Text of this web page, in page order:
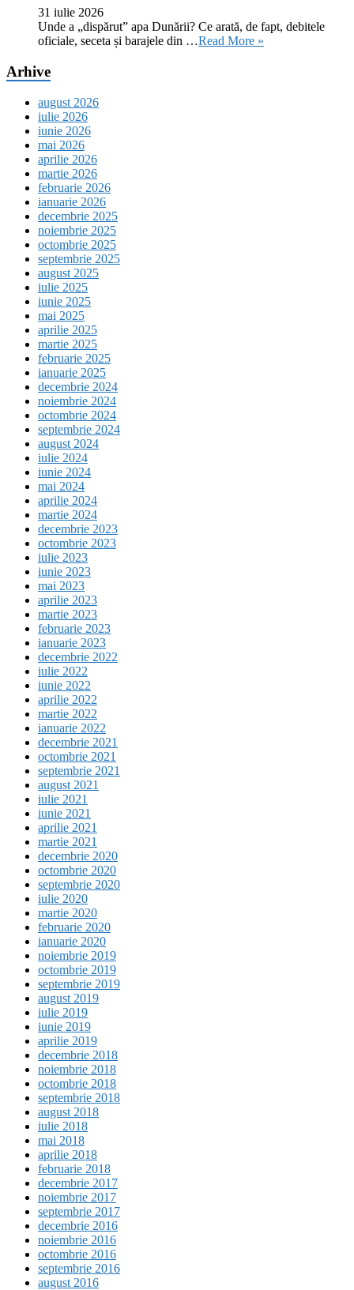
31 iulie 2026
Unde a „dispărut” apa Dunării? Ce arată, de fapt, debitele
oficiale, seceta și barajele din …Read More »
Arhive
august 2026
iulie 2026
iunie 2026
mai 2026
aprilie 2026
martie 2026
februarie 2026
ianuarie 2026
decembrie 2025
noiembrie 2025
octombrie 2025
septembrie 2025
august 2025
iulie 2025
iunie 2025
mai 2025
aprilie 2025
martie 2025
februarie 2025
ianuarie 2025
decembrie 2024
noiembrie 2024
octombrie 2024
septembrie 2024
august 2024
iulie 2024
iunie 2024
mai 2024
aprilie 2024
martie 2024
decembrie 2023
octombrie 2023
iulie 2023
iunie 2023
mai 2023
aprilie 2023
martie 2023
februarie 2023
ianuarie 2023
decembrie 2022
iulie 2022
iunie 2022
aprilie 2022
martie 2022
ianuarie 2022
decembrie 2021
octombrie 2021
septembrie 2021
august 2021
iulie 2021
iunie 2021
aprilie 2021
martie 2021
decembrie 2020
octombrie 2020
septembrie 2020
iulie 2020
martie 2020
februarie 2020
ianuarie 2020
noiembrie 2019
octombrie 2019
septembrie 2019
august 2019
iulie 2019
iunie 2019
aprilie 2019
decembrie 2018
noiembrie 2018
octombrie 2018
septembrie 2018
august 2018
iulie 2018
mai 2018
aprilie 2018
februarie 2018
decembrie 2017
noiembrie 2017
septembrie 2017
decembrie 2016
noiembrie 2016
octombrie 2016
septembrie 2016
august 2016